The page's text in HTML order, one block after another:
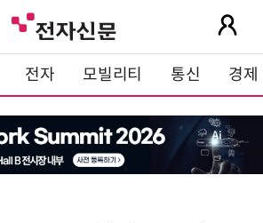
전자 모빌리티 통신 경제